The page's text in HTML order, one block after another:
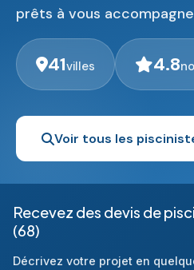
prêts à vous
41villes 4.8
Voir tous les
Recevez des devis de
(68)
Décrivez votre projet en